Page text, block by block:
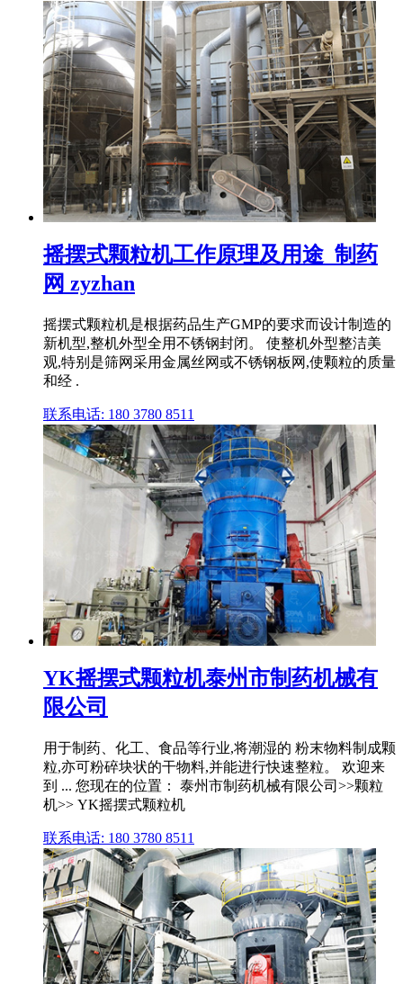
摇摆式颗粒机工作原理及用途_制药
网 zyzhan
摇摆式颗粒机是根据药品生产GMP的要求而设计制造的
新机型,整机外型全用不锈钢封闭。 使整机外型整洁美
观,特别是筛网采用金属丝网或不锈钢板网,使颗粒的质量
和经 .
联系电话: 180 3780 8511
YK摇摆式颗粒机泰州市制药机械有
限公司
用于制药、化工、食品等行业,将潮湿的 粉末物料制成颗
粒,亦可粉碎块状的干物料,并能进行快速整粒。 欢迎来
到 ... 您现在的位置： 泰州市制药机械有限公司>>颗粒
机>> YK摇摆式颗粒机
联系电话: 180 3780 8511